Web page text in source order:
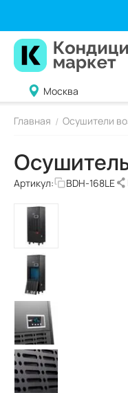
Москва
Главная / Осушители
Артикул: BDH-168LE